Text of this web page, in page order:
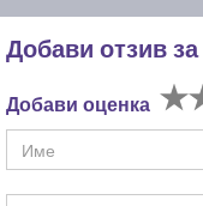
Добави отзив за
Добави оценка